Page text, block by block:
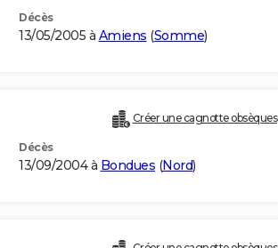
Décès
13/05/2005 à Amiens (Somme)
Créer une cagnotte obsèques
Décès
13/09/2004 à Bondues (Nord)